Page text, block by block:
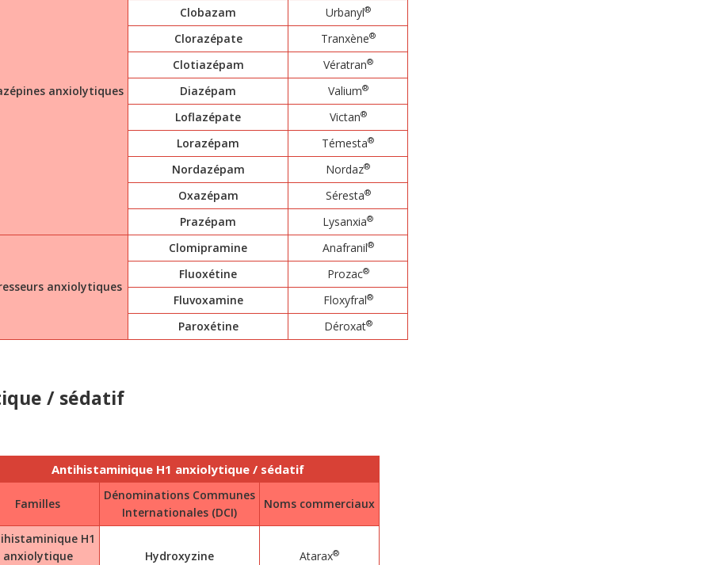
anxiolytiques
Clobazam Urbanyl®
Clorazépate Tranxène®
Clotiazépam Vératran®
Diazépam Valium®
Loflazépate Victan®
Lorazépam Témesta®
Nordazépam Nordaz®
Oxazépam Séresta®
Prazépam Lysanxia®
anxiolytiques
Clomipramine Anafranil®
Fluoxétine Prozac®
Fluvoxamine Floxyfral®
Paroxétine Déroxat®
/ sédatif
Antihistaminique H1 anxiolytique / sédatif
Familles
Dénominations Communes
Internationales (DCI)
Noms commerciaux
H1
anxiolytique
Hydroxyzine Atarax®